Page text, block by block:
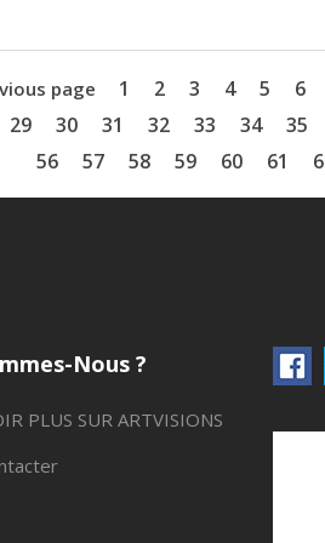
page 1 2 3 4 5
6
29 30 31 32 33 34
35
56
57 58 59 60 61
Nous ?
PLUS SUR ARTVISIONS